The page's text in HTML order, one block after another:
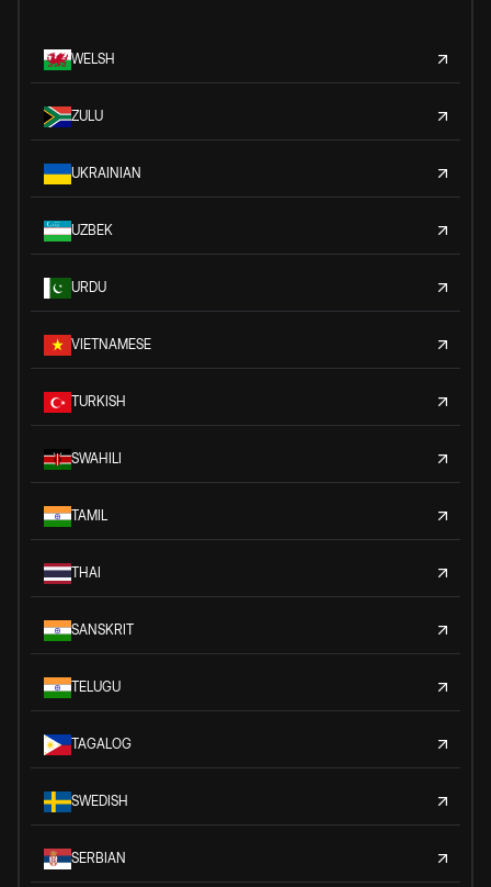
WELSH
ZULU
UKRAINIAN
UZBEK
URDU
VIETNAMESE
TURKISH
SWAHILI
TAMIL
THAI
SANSKRIT
TELUGU
TAGALOG
SWEDISH
SERBIAN